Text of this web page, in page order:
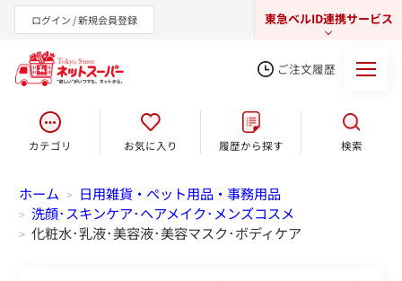
ログイン / 新規会員登録 東急ベルID連携サービス
東急オンラインショップ
ご注文履歴
カテゴリ お気に入り 履歴から探す 検索
ホーム > 日用雑貨・ペット用品・事務用品
> 洗顔･スキンケア･ヘアメイク･メンズコスメ
> 化粧水･乳液･美容液･美容マスク･ボディケア